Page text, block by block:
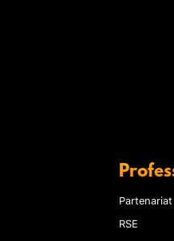
Partenariat
RSE